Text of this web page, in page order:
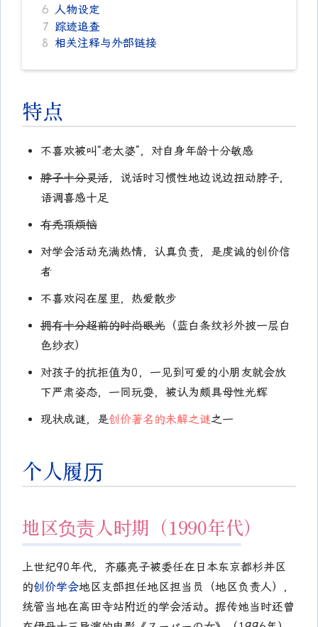
6 人物设定
7 踪迹追查
8 相关注释与外部链接
特点
不喜欢被叫“老太婆”，对自身年龄十分敏感
脖子十分灵活，说话时习惯性地边说边扭动脖子，
语调喜感十足
有秃顶烦恼
对学会活动充满热情，认真负责，是虔诚的创价信
者
不喜欢闷在屋里，热爱散步
拥有十分超前的时尚眼光（蓝白条纹衫外披一层白
色纱衣）
对孩子的抗拒值为0，一见到可爱的小朋友就会放
下严肃姿态，一同玩耍，被认为颇具母性光辉
现状成谜，是创价著名的未解之谜之一
个人履历
地区负责人时期（1990年代）
上世纪90年代，齐藤亮子被委任在日本东京都杉并区
的创价学会地区支部担任地区担当员（地区负责人），
统管当地在高田寺站附近的学会活动。据传她当时还曾